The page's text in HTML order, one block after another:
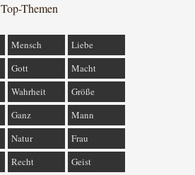
Top-Themen
Mensch
Liebe
Gott
Macht
Wahrheit
Größe
Ganz
Mann
Natur
Frau
Recht Geist